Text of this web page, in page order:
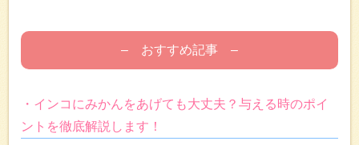
– おすすめ記事 –
・インコにみかんをあげても大丈夫？与える時のポイ
ントを徹底解説します！